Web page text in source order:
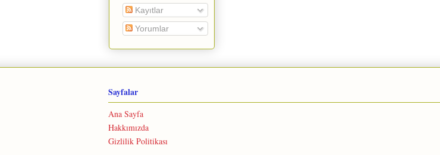
Kayıtlar
Yorumlar
Sayfalar
Ana Sayfa
Hakkımızda
Gizlilik Politikası